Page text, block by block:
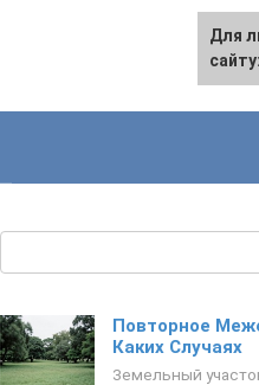
Повторное
Каких Случаях
Земельный
Для